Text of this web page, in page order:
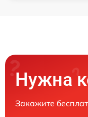
Нужна
Закажите